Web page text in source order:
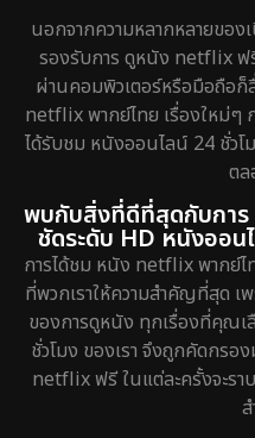
Documentary สารคดี
Drama ดราม่า
Dystopian
Emotional
Epic มหากาพย์
Erotic
Family ครอบครัว
นอกจากความหลากหลายของ
รองรับการ ดูหนัง netflix ฟ
ผ่านคอมพิวเตอร์หรือมือถือ
netflix พากย์ไทย เรื่องใหม่ๆ
ได้รับชม หนังออนไลน์ 24 ชั่ว
ตล
พบกับสิ่งที่ดีที่สุดกับกา
ชัดระดับ HD หนังออน
การได้ชม หนัง netflix พากย์ไ
ที่พวกเราให้ความสำคัญที่สุด เพ
ของการดูหนัง ทุกเรื่องที่คุณ
ชั่วโมง ของเรา จึงถูกคัดกรอ
netflix ฟรี ในแต่ละครั้งจะรา